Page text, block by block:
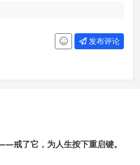
发布评论
戒了它，为人生按下重启键。